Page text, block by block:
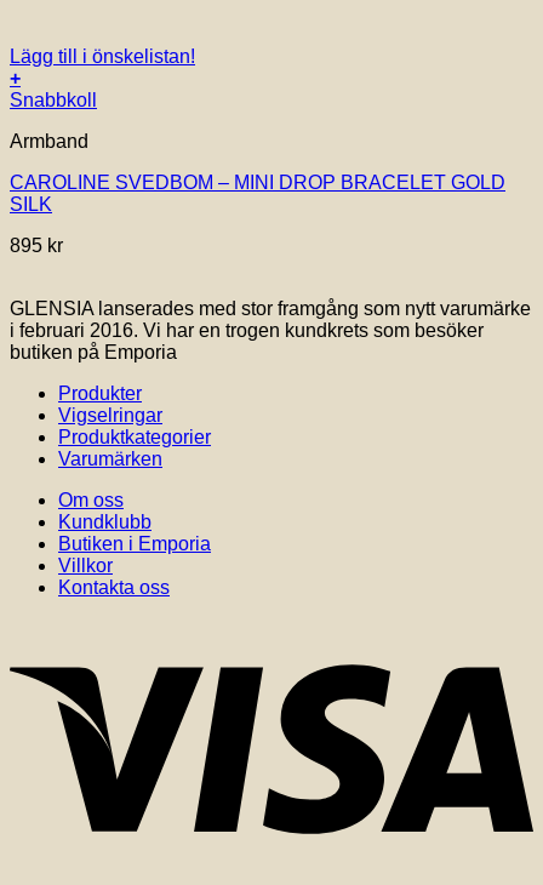
Lägg till i önskelistan!
+
Snabbkoll
Armband
CAROLINE SVEDBOM – MINI DROP BRACELET GOLD
SILK
895 kr
GLENSIA lanserades med stor framgång som nytt varumärke
i februari 2016. Vi har en trogen kundkrets som besöker
butiken på Emporia
Produkter
Vigselringar
Produktkategorier
Varumärken
Om oss
Kundklubb
Butiken i Emporia
Villkor
Kontakta oss